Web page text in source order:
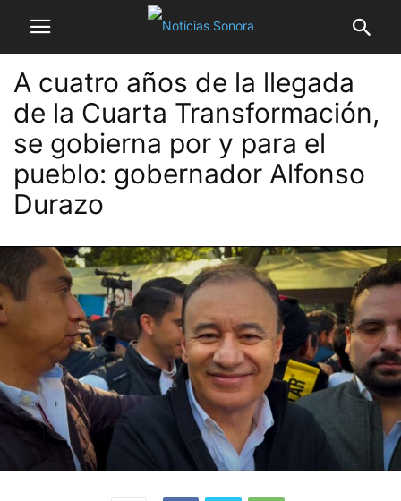
A cuatro años de la llegada
de la Cuarta Transformación,
se gobierna por y para el
pueblo: gobernador Alfonso
Durazo